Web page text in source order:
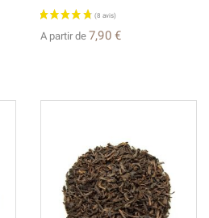
A partir de 7,90 €